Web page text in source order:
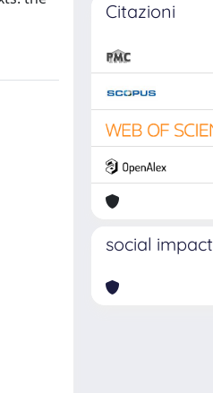
Citazioni
social impact